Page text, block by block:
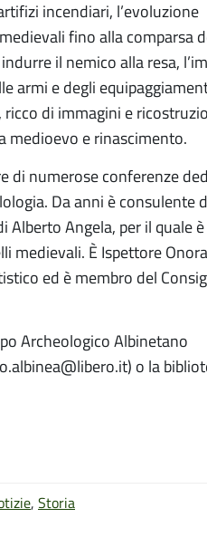
incendiari, l’evoluzione
fino alla comparsa
il nemico alla resa,
armi e degli
di immagini e
medioevo e rinascimento.
di numerose conferenze
Da anni è consulente
Alberto Angela, per il quale
medievali. È Ispettore
ed è membro del
Archeologico Albinetano
o la
, Storia